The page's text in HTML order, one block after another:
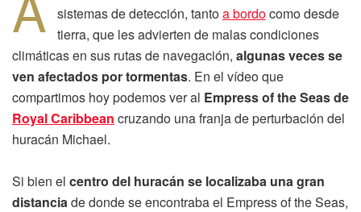
sistemas de detección, tantoa bordocomo desde
tierra, que les advierten de malas condiciones
climáticas en sus rutas de navegación, algunas veces se
ven afectados por tormentas. En el vídeo que
compartimos hoy podemos ver al Empress of the Seas de
Royal Caribbean cruzando una franja de perturbación del
huracán Michael.
Si bien el centro del huracán se localizaba una gran
distanciade donde se encontraba el Empress of the Seas,